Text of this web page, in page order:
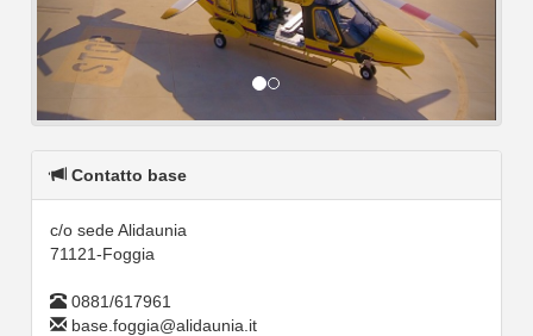
Contatto base
c/o sede Alidaunia
71121-Foggia
0881/617961
base.foggia@alidaunia.it